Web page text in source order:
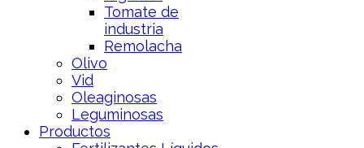
Tomate de
industria
Remolacha
Olivo
Vid
Oleaginosas
Leguminosas
Productos